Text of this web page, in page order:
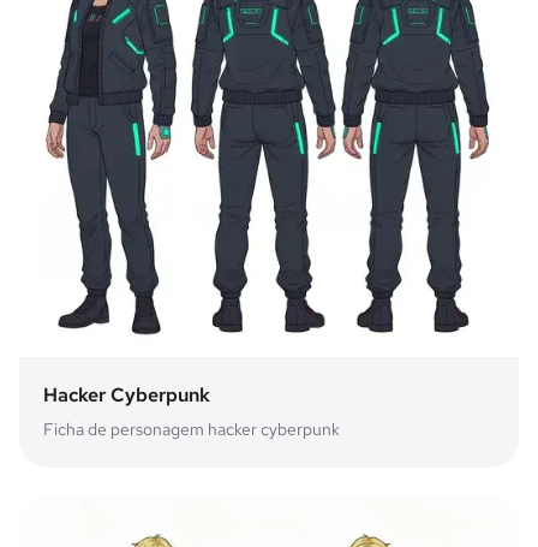
Hacker Cyberpunk
Ficha de personagem hacker cyberpunk